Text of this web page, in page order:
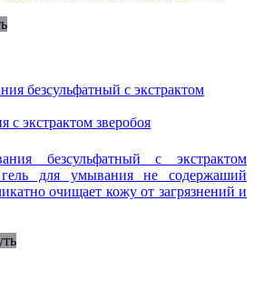
с экстрактом зверобоя
безсульфатный с экстрактом
для умывания не содержаший
очищает кожу от загрязнений и